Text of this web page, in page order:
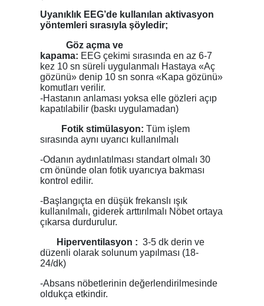
Uyanıklık EEG’de kullanılan aktivasyon
yöntemleri sırasıyla şöyledir;
Göz açma ve
kapama: EEG çekimi sırasında en az 6-7
kez 10 sn süreli uygulanmalı Hastaya «Aç
gözünü» denip 10 sn sonra «Kapa gözünü»
komutları verilir.
-Hastanın anlaması yoksa elle gözleri açıp
kapatılabilir (baskı uygulamadan)
Fotik stimülasyon: Tüm işlem
sırasında aynı uyarıcı kullanılmalı
-Odanın aydınlatılması standart olmalı 30
cm önünde olan fotik uyarıcıya bakması
kontrol edilir.
-Başlangıçta en düşük frekanslı ışık
kullanılmalı, giderek arttırılmalı Nöbet ortaya
çıkarsa durdurulur.
Hiperventilasyon : 3-5 dk derin ve
düzenli olarak solunum yapılması (18-
24/dk)
-Absans nöbetlerinin değerlendirilmesinde
oldukça etkindir.